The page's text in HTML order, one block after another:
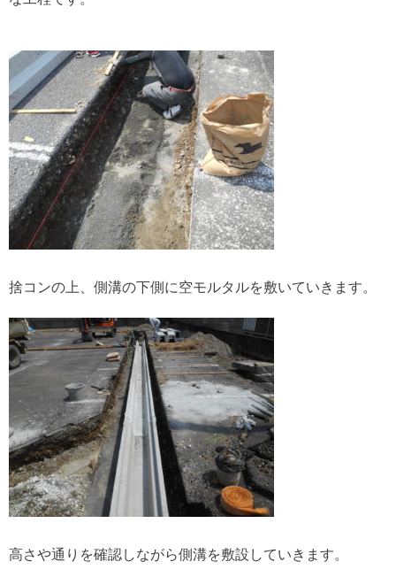
捨コンの上、側溝の下側に空モルタルを敷いていきます。
高さや通りを確認しながら側溝を敷設していきます。